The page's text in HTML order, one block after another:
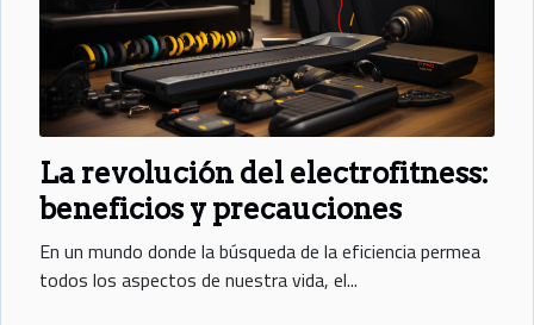
La revolución del electrofitness:
beneficios y precauciones
En un mundo donde la búsqueda de la eficiencia permea
todos los aspectos de nuestra vida, el...